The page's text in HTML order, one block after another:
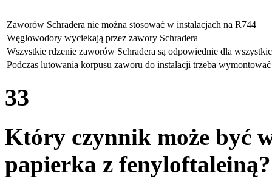
Zaworów Schradera nie można stosować w instalacjach na R744
Węglowodory wyciekają przez zawory Schradera
Wszystkie rdzenie zaworów Schradera są odpowiednie dla
Podczas lutowania korpusu zaworu do instalacji trzeba
33
Który czynnik może być
papierka z fenyloftaleiną?